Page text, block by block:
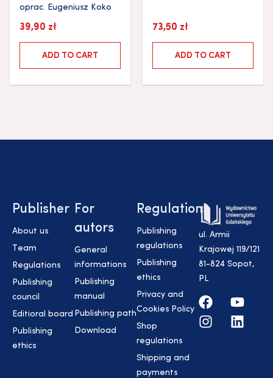
oprac. Eugeniusz Koko
39,90 zł
ADD TO CART
73,50 zł
ADD TO CART
Publisher
About us
Team
Regulations
Publishing
council
Editioral board
Publishing
ethics
For
autors
General
informations
Publishing
manual
Publishing path
Download
Regulations
Publishing
regulations
Publishing
ethics
Privacy and
Cookies Policy
Shop
regulations
Shipping and
payments
ul. Armii
Krajowej 119/121
81-824 Sopot,
PL